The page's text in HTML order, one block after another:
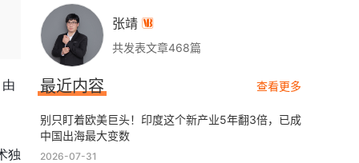
独
张靖 
共发表文章468篇
最近内容 查看更多
别只盯着欧美巨头！印度这个新产业5年翻3倍，已成
中国出海最大变数
2026-07-31